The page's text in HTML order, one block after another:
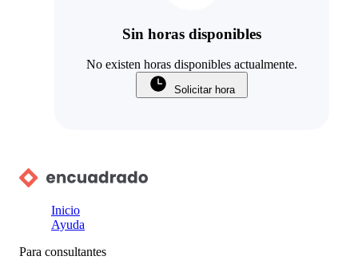
Sin horas disponibles
No existen horas disponibles actualmente.
Solicitar hora
Inicio
Ayuda
Para consultantes